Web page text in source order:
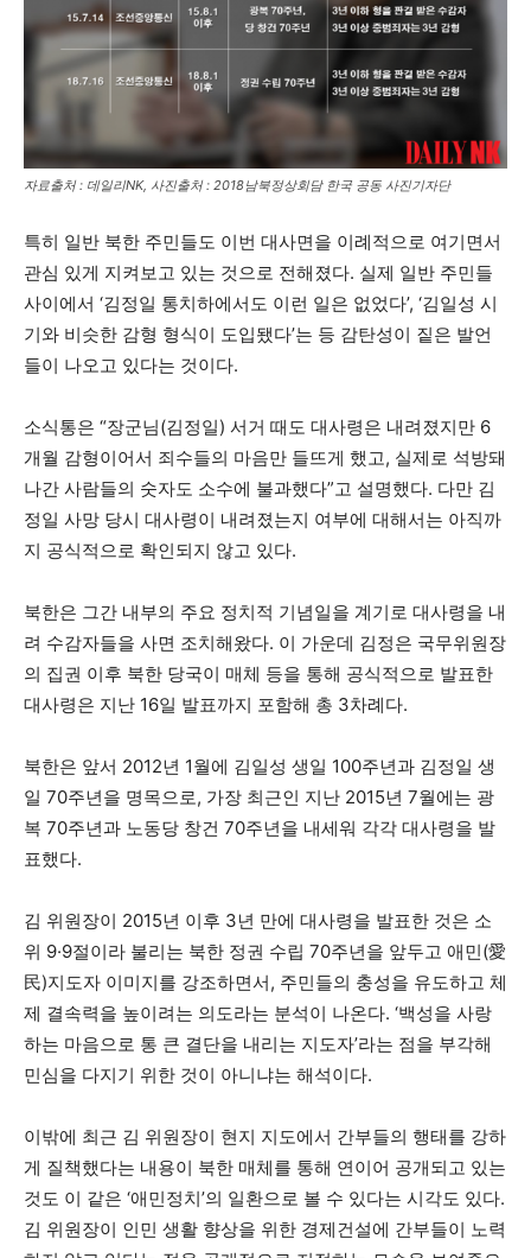
자료출처 : 데일리NK, 사진출처 : 2018남북정상회담 한국 공동 사진기자단
특히 일반 북한 주민들도 이번 대사면을 이례적으로 여기면서
관심 있게 지켜보고 있는 것으로 전해졌다. 실제 일반 주민들
사이에서 ‘김정일 통치하에서도 이런 일은 없었다’, ‘김일성 시
기와 비슷한 감형 형식이 도입됐다’는 등 감탄성이 짙은 발언
들이 나오고 있다는 것이다.
소식통은 “장군님(김정일) 서거 때도 대사령은 내려졌지만 6
개월 감형이어서 죄수들의 마음만 들뜨게 했고, 실제로 석방돼
나간 사람들의 숫자도 소수에 불과했다”고 설명했다. 다만 김
정일 사망 당시 대사령이 내려졌는지 여부에 대해서는 아직까
지 공식적으로 확인되지 않고 있다.
북한은 그간 내부의 주요 정치적 기념일을 계기로 대사령을 내
려 수감자들을 사면 조치해왔다. 이 가운데 김정은 국무위원장
의 집권 이후 북한 당국이 매체 등을 통해 공식적으로 발표한
대사령은 지난 16일 발표까지 포함해 총 3차례다.
북한은 앞서 2012년 1월에 김일성 생일 100주년과 김정일 생
일 70주년을 명목으로, 가장 최근인 지난 2015년 7월에는 광
복 70주년과 노동당 창건 70주년을 내세워 각각 대사령을 발
표했다.
김 위원장이 2015년 이후 3년 만에 대사령을 발표한 것은 소
위 9·9절이라 불리는 북한 정권 수립 70주년을 앞두고 애민(愛
民)지도자 이미지를 강조하면서, 주민들의 충성을 유도하고 체
제 결속력을 높이려는 의도라는 분석이 나온다. ‘백성을 사랑
하는 마음으로 통 큰 결단을 내리는 지도자’라는 점을 부각해
민심을 다지기 위한 것이 아니냐는 해석이다.
이밖에 최근 김 위원장이 현지 지도에서 간부들의 행태를 강하
게 질책했다는 내용이 북한 매체를 통해 연이어 공개되고 있는
것도 이 같은 ‘애민정치’의 일환으로 볼 수 있다는 시각도 있다.
김 위원장이 인민 생활 향상을 위한 경제건설에 간부들이 노력